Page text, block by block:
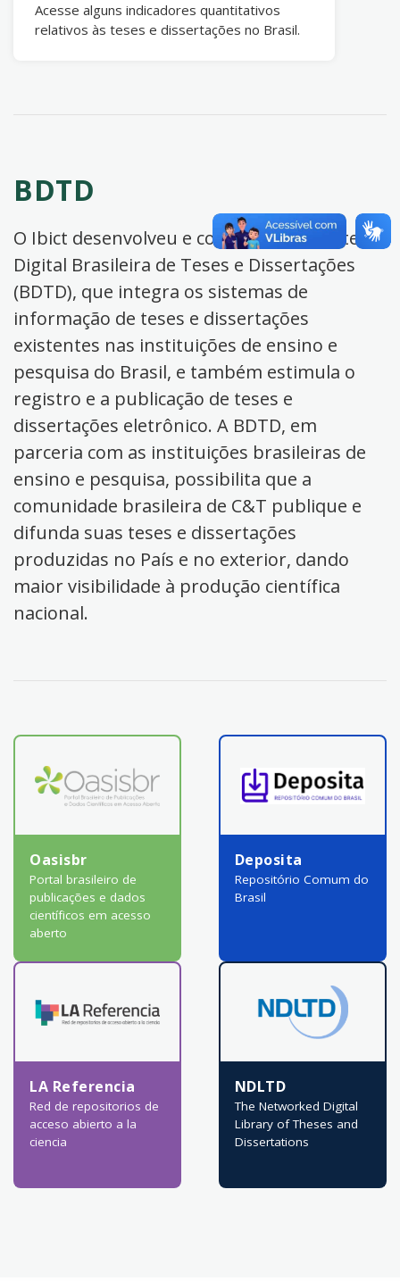
Acesse alguns indicadores quantitativos
relativos às teses e dissertações no Brasil.
BDTD
O Ibict desenvolveu e coordena a Biblioteca
Digital Brasileira de Teses e Dissertações
(BDTD), que integra os sistemas de
informação de teses e dissertações
existentes nas instituições de ensino e
pesquisa do Brasil, e também estimula o
registro e a publicação de teses e
dissertações eletrônico. A BDTD, em
parceria com as instituições brasileiras de
ensino e pesquisa, possibilita que a
comunidade brasileira de C&T publique e
difunda suas teses e dissertações
produzidas no País e no exterior, dando
maior visibilidade à produção científica
nacional.
Oasisbr
Portal brasileiro de
publicações e dados
científicos em acesso
aberto
Deposita
Repositório Comum do
Brasil
LA Referencia
Red de repositorios de
acceso abierto a la
ciencia
NDLTD
The Networked Digital
Library of Theses and
Dissertations